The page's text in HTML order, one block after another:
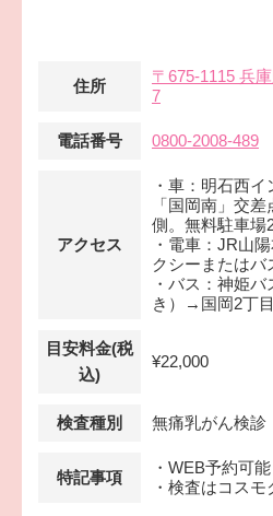
住所
〒675-1115 兵
7
電話番号 0800-2008-489
アクセス
・車：明石西イ
「国岡南」交
側。無料駐車場
・電車：JR山
クシーまたはバ
・バス：神姫
き）→国岡2丁
目安料金(税
込)
¥22,000
検査種別 無痛乳がん検診
特記事項
・WEB予約可能
・検査はコス